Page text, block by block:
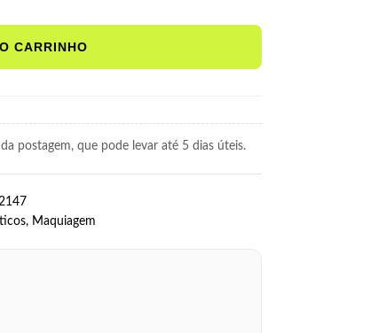
CARRINHO
postagem, que pode levar até 5 dias úteis.
, Maquiagem